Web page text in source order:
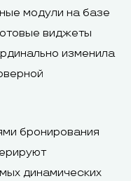
модули на базе
виджеты
изменила
бронирования
динамических